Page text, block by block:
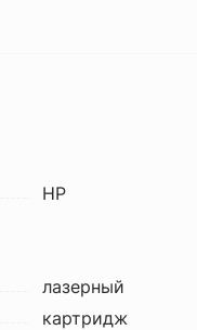
HP
лазерный
картридж